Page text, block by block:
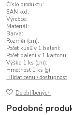
Číslo produktu:
EAN kód:
Výrobce:
Materiál:
Barva:
Rozměr (cm):
Počet kusů v 1 balení:
Počet balení v 1 kartonu:
Výška 1 ks (cm):
Hmotnost 1 ks (g):
Hlídat cenu / dostupnost
Do oblíbených
Podobné